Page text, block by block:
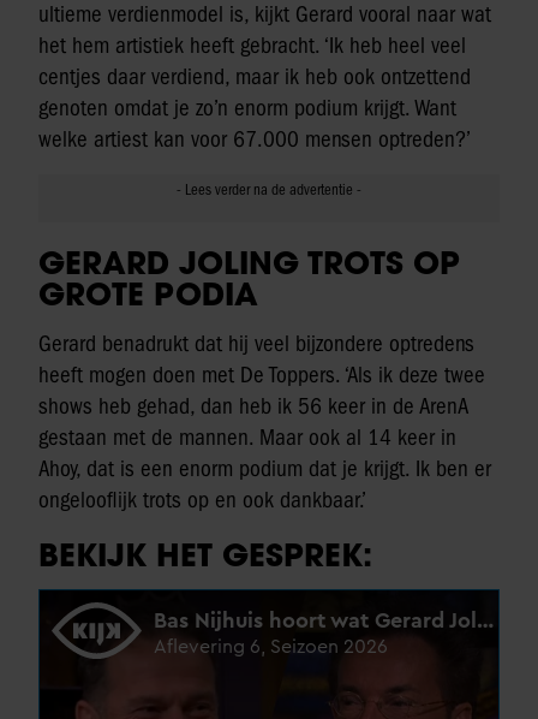
ultieme verdienmodel is, kijkt Gerard vooral naar wat
het hem artistiek heeft gebracht. ‘Ik heb heel veel
centjes daar verdiend, maar ik heb ook ontzettend
genoten omdat je zo’n enorm podium krijgt. Want
welke artiest kan voor 67.000 mensen optreden?’
GERARD JOLING TROTS OP
GROTE PODIA
Gerard benadrukt dat hij veel bijzondere optredens
heeft mogen doen met De Toppers. ‘Als ik deze twee
shows heb gehad, dan heb ik 56 keer in de ArenA
gestaan met de mannen. Maar ook al 14 keer in
Ahoy, dat is een enorm podium dat je krijgt. Ik ben er
ongelooflijk trots op en ook dankbaar.’
BEKIJK HET GESPREK: